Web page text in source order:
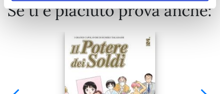
Se ti è piaciuto prova anche: